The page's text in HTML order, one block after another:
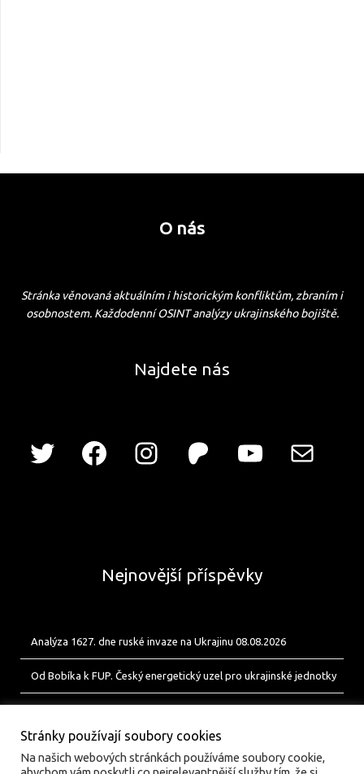
O nás
Stránka věnovaná aktuálním i historickým konfliktům, zbraním i
osobnostem. Každodenní OSINT analýzy ukrajinského bojiště.
Najdete nás
Nejnovější příspěvky
Analýza 1627. dne ruské invaze na Ukrajinu 08.08.2026
Od Bobíka k FUP. Český energetický uzel pro ukrajinské jednotky
Stránky používají soubory cookies
Na našich webových stránkách používáme soubory cookie,